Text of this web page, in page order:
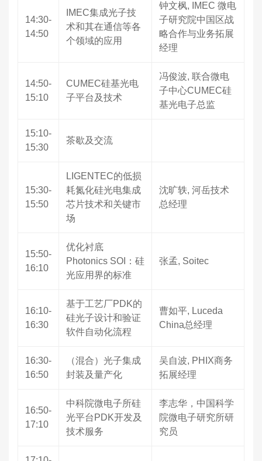
14:30-
14:50
IMEC集成光子技
术和其在通信等各
个领域的应用
钟文枫, IMEC 微电
子研究院中国区战
略合作与业务拓展
经理
14:50-
15:10
CUMEC硅基光电
子平台及技术
冯俊波, 联合微电
子中心CUMEC硅
基光电子总监
15:10-
15:30
茶歇及交流
15:30-
15:50
LIGENTEC的低损
耗氮化硅光电集成
芯片技术和关键市
场
沈旷轶, 河岳技术
总经理
15:50-
16:10
优化衬底
Photonics SOI：硅
光应用界的标准
张孟, Soitec
16:10-
16:30
基于工艺厂PDK的
硅光子设计和验证
软件自动化流程
曹如平, Luceda
China总经理
16:30-
16:50
（混合）光子集成
封装及量产化
吴自波, PHIX商务
拓展经理
16:50-
17:10
中科院微电子所硅
光平台PDK开发及
技术服务
李志华，中国科学
院微电子研究所研
究员